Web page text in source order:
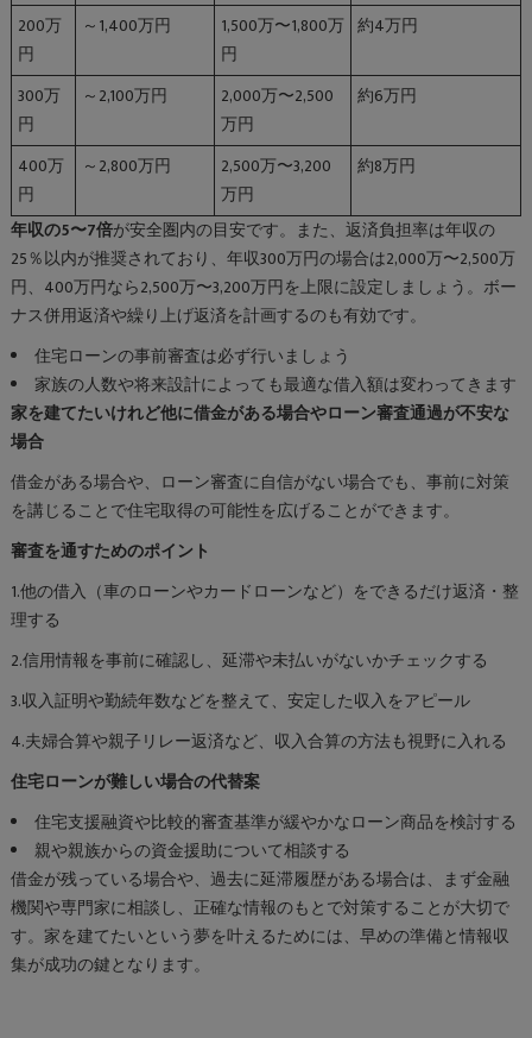
200万
円
～1,400万円
1,500万〜1,800万
円
約4万円
300万
円
～2,100万円
2,000万〜2,500
万円
約6万円
400万
円
～2,800万円
2,500万〜3,200
万円
約8万円
年収の5〜7倍が安全圏内の目安です。また、返済負担率は年収の
25％以内が推奨されており、年収300万円の場合は2,000万〜2,500万
円、400万円なら2,500万〜3,200万円を上限に設定しましょう。ボー
ナス併用返済や繰り上げ返済を計画するのも有効です。
住宅ローンの事前審査は必ず行いましょう
家族の人数や将来設計によっても最適な借入額は変わってきます
家を建てたいけれど他に借金がある場合やローン審査通過が不安な
場合
借金がある場合や、ローン審査に自信がない場合でも、事前に対策
を講じることで住宅取得の可能性を広げることができます。
審査を通すためのポイント
1.他の借入（車のローンやカードローンなど）をできるだけ返済・整
理する
2.信用情報を事前に確認し、延滞や未払いがないかチェックする
3.収入証明や勤続年数などを整えて、安定した収入をアピール
4.夫婦合算や親子リレー返済など、収入合算の方法も視野に入れる
住宅ローンが難しい場合の代替案
住宅支援融資や比較的審査基準が緩やかなローン商品を検討する
親や親族からの資金援助について相談する
借金が残っている場合や、過去に延滞履歴がある場合は、まず金融
機関や専門家に相談し、正確な情報のもとで対策することが大切で
す。家を建てたいという夢を叶えるためには、早めの準備と情報収
集が成功の鍵となります。